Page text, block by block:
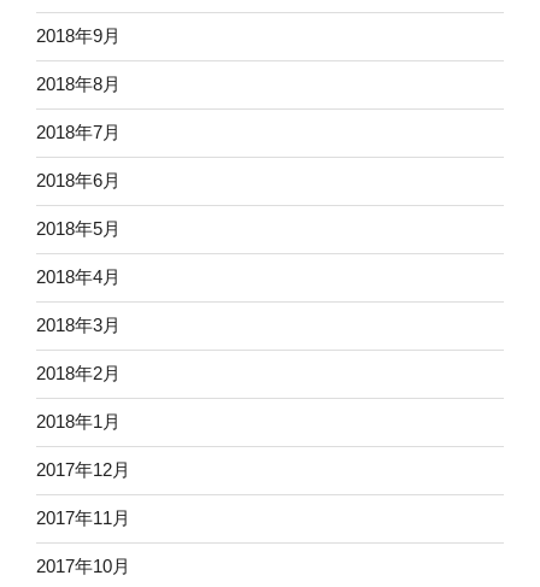
2018年9月
2018年8月
2018年7月
2018年6月
2018年5月
2018年4月
2018年3月
2018年2月
2018年1月
2017年12月
2017年11月
2017年10月